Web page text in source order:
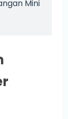
Mini